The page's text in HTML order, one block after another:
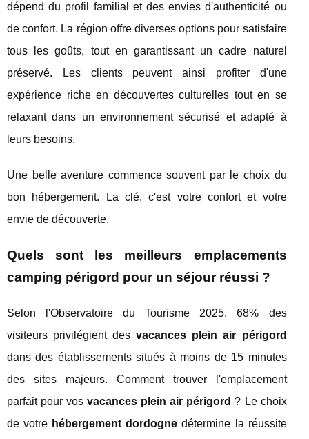
dépend du profil familial et des envies d'authenticité ou
de confort. La région offre diverses options pour satisfaire
tous les goûts, tout en garantissant un cadre naturel
préservé. Les clients peuvent ainsi profiter d'une
expérience riche en découvertes culturelles tout en se
relaxant dans un environnement sécurisé et adapté à
leurs besoins.
Une belle aventure commence souvent par le choix du
bon hébergement. La clé, c'est votre confort et votre
envie de découverte.
Quels sont les meilleurs emplacements
camping périgord pour un séjour réussi ?
Selon l'Observatoire du Tourisme 2025, 68% des
visiteurs privilégient desvacances plein air périgord
dans des établissements situés à moins de 15 minutes
des sites majeurs. Comment trouver l'emplacement
parfait pour vosvacances plein air périgord ? Le choix
de votre hébergement dordogne détermine la réussite